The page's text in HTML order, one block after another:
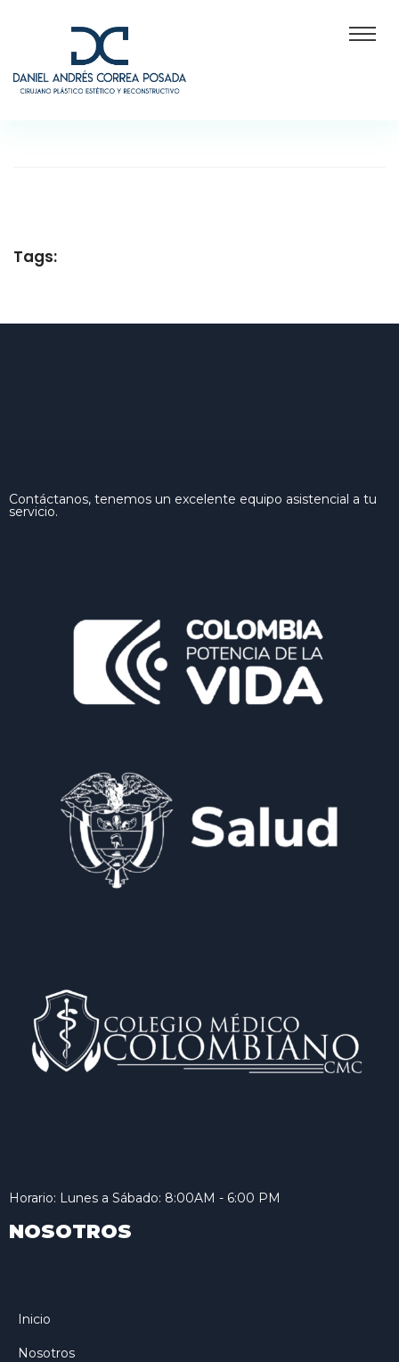
Tags:
Contáctanos, tenemos un excelente equipo asistencial a tu
servicio.
Horario: Lunes a Sábado: 8:00AM - 6:00 PM
NOSOTROS
Inicio
Nosotros